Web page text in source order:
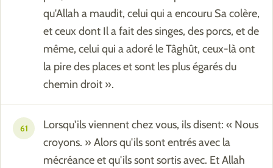
qu'Allah a maudit, celui qui a encouru Sa colère,
et ceux dont Il a fait des singes, des porcs, et de
même, celui qui a adoré le Tâghût, ceux-là ont
la pire des places et sont les plus égarés du
chemin droit ».
61
Lorsqu'ils viennent chez vous, ils disent: « Nous
croyons. » Alors qu'ils sont entrés avec la
mécréance et qu'ils sont sortis avec. Et Allah